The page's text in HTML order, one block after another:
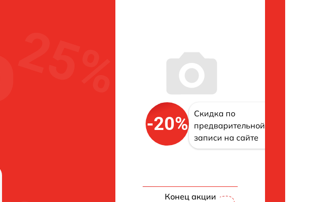
-20%
Скидка по
предварительной
записи на сайте
Конец акции